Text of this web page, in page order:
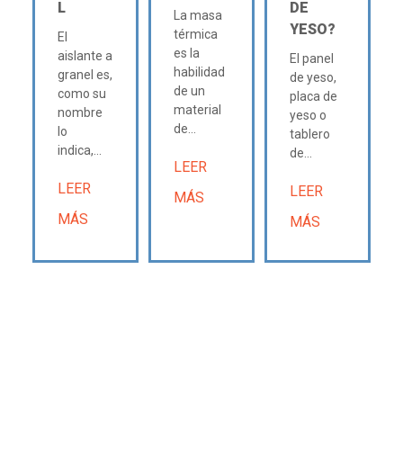
L
El
aislante a
granel es,
como su
nombre
lo
indica,...
LEER
MÁS
La masa
térmica
es la
habilidad
de un
material
de...
LEER
MÁS
DE
YESO?
El panel
de yeso,
placa de
yeso o
tablero
de...
LEER
MÁS